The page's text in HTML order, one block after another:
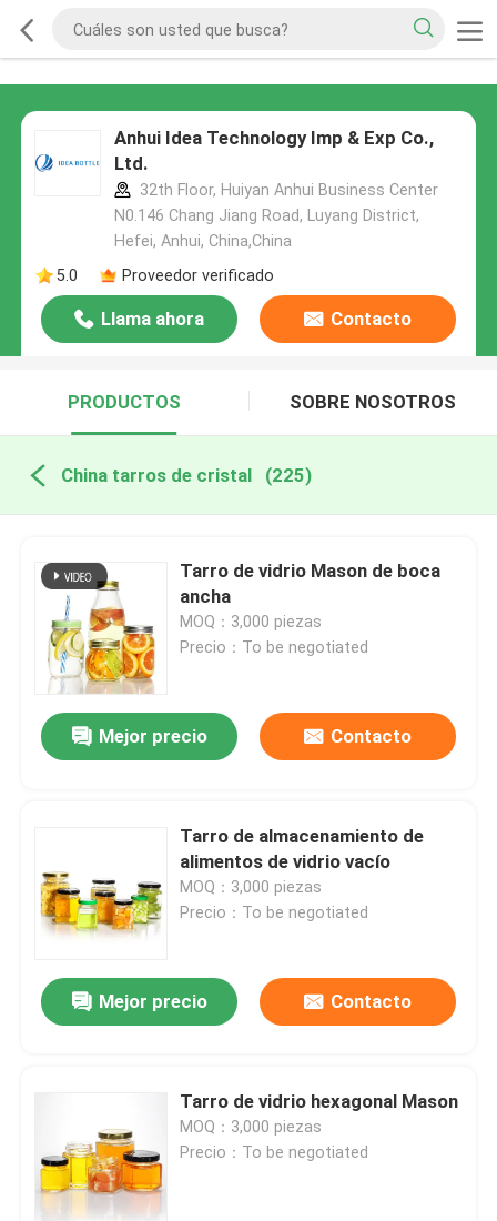
Anhui Idea Technology Imp & Exp Co.,
Ltd.
32th Floor, Huiyan Anhui Business Center
N0.146 Chang Jiang Road, Luyang District,
Hefei, Anhui, China,China
5.0
Proveedor verificado
Llama ahora Contacto
PRODUCTOS SOBRE NOSOTROS
China tarros de cristal (225)
Tarro de vidrio Mason de boca
ancha
MOQ：3,000 piezas
Precio：To be negotiated
Mejor precio Contacto
Tarro de almacenamiento de
alimentos de vidrio vacío
MOQ：3,000 piezas
Precio：To be negotiated
Mejor precio Contacto
Tarro de vidrio hexagonal Mason
MOQ：3,000 piezas
Precio：To be negotiated